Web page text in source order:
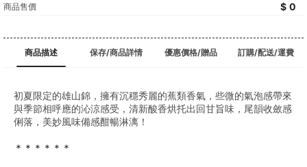
商品售價 0
商品描述 保存/商品詳情 優惠價格/贈品 訂購/配送/運費
初夏限定的雄山錦，擁有沉穩秀麗的蕉類香氣，些微的氣泡感帶來
與季節相呼應的沁涼感受，清新酸香烘托出回甘旨味，尾韻收斂感
俐落，美妙風味備感酣暢淋漓！
＊＊＊＊＊＊